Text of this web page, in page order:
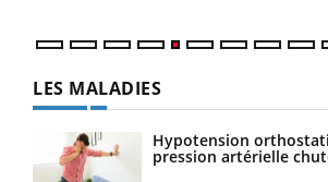
LES MALADIES
Hypotension
pression artérielle